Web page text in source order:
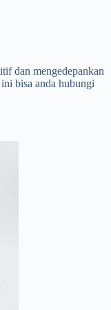
dan mengedepankan
bisa anda hubungi